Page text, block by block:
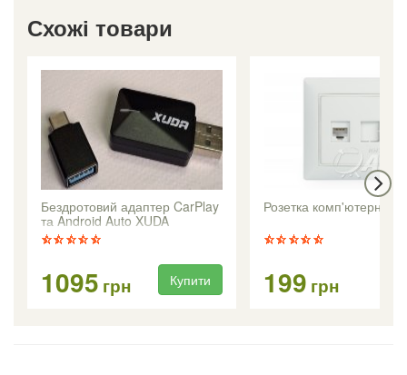
Схожі товари
Бездротовий адаптер CarPlay
та Android Auto XUDA
1095 грн Купити
Розетка комп'ютерна
199 грн